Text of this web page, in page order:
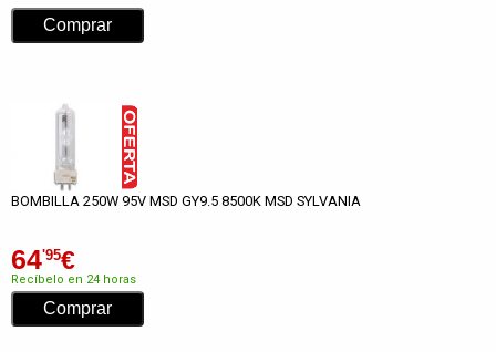
BOMBILLA 250W 95V MSD GY9.5 8500K MSD SYLVANIA
64'95€
Recíbelo en 24 horas